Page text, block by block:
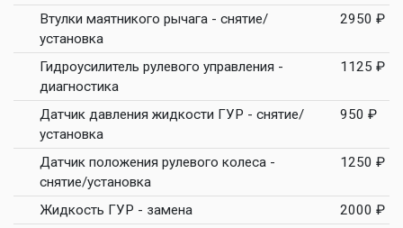
Втулки маятникого рычага - снятие/
установка
2950 ₽
Гидроусилитель рулевого управления -
диагностика
1125 ₽
Датчик давления жидкости ГУР - снятие/
установка
950 ₽
Датчик положения рулевого колеса -
снятие/установка
1250 ₽
Жидкость ГУР - замена
2000 ₽